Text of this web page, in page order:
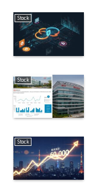
Stock
Stock
Stock